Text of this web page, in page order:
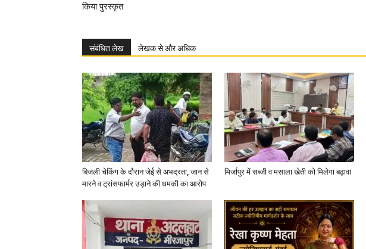
किया पुरस्कृत
संबंधित लेख लेखक से और अधिक
बिजली चेकिंग के दौरान जेई से अभद्रता, जान से
मारने व ट्रांसफार्मर उड़ाने की धमकी का आरोप
मिर्जापुर में सब्जी व मसाला खेती को मिलेगा बढ़ावा